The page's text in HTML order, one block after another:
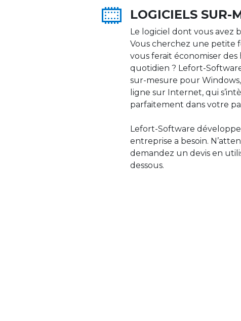
LOGICIELS SUR-
Le logiciel dont vous avez
Vous cherchez une petite
vous ferait économiser des
quotidien ? Lefort-
sur-mesure pour
ligne sur Internet, qui
parfaitement dans votre
Lefort-Software
entreprise a besoin.
demandez un devis en
dessous.